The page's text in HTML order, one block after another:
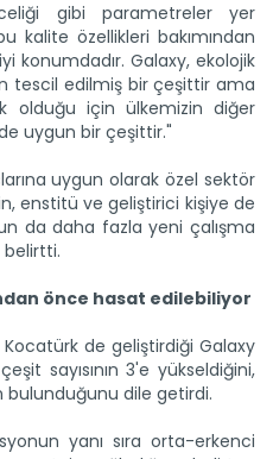
gibi parametreler yer
kalite özellikleri bakımından
konumdadır. Galaxy, ekolojik
tescil edilmiş bir çeşittir ama
olduğu için ülkemizin diğer
uygun bir çeşittir."
uygun olarak özel sektör
enstitü ve geliştirici kişiye de
da daha fazla yeni çalışma
belirtti.
önce hasat edilebiliyor
de geliştirdiği Galaxy
sayısının 3'e yükseldiğini,
bulunduğunu dile getirdi.
yanı sıra orta-erkenci
Yumaklı, Antalya Kaş ve
amacıyla İspanya’da...